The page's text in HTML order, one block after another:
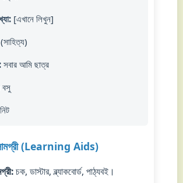
[এখানে লিখুন]
(সাহিত্য)
সবার আমি ছাত্র
বসু
(Learning Aids)
চক, ডাস্টার, ব্ল্যাকবোর্ড, পাঠ্যবই।